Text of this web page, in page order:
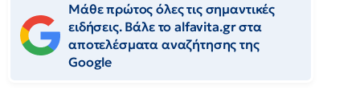
Μάθε πρώτος όλες τις σημαντικές
ειδήσεις. Βάλε το alfavita.gr στα
αποτελέσματα αναζήτησης της
Google